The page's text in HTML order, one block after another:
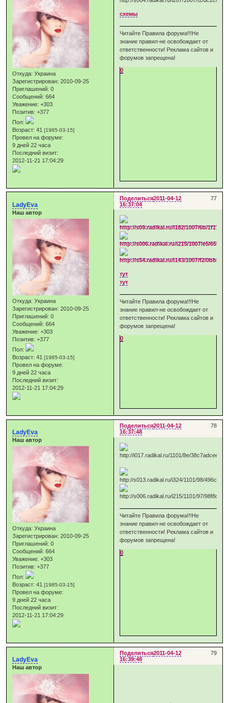
Откуда: Украина
Зарегистрирован: 2010-09-25
Приглашений: 0
Сообщений: 664
Уважение: +303
Позитив: +377
Пол:
Возраст: 41[1985-03-15]
Провел на форуме:
9 дней 22 часа
Последний визит:
2012-11-21 17:04:29
схемы
Читайте Правила форума!!!Не
знание правил-не освобождает от
ответственности! Реклама сайтов и
форумов запрещена!
0
Поделиться 77
2011-04-12
16:37:04
LadyEva
Наш автор
Откуда: Украина
Зарегистрирован: 2010-09-25
Приглашений: 0
Сообщений: 664
Уважение: +303
Позитив: +377
Пол:
Возраст: 41[1985-03-15]
Провел на форуме:
9 дней 22 часа
Последний визит:
2012-11-21 17:04:29
тут
тут
Читайте Правила форума!!!Не
знание правил-не освобождает от
ответственности! Реклама сайтов и
форумов запрещена!
0
Поделиться 78
2011-04-12
16:37:48
LadyEva
Наш автор
Откуда: Украина
Зарегистрирован: 2010-09-25
Приглашений: 0
Сообщений: 664
Уважение: +303
Позитив: +377
Пол:
Возраст: 41[1985-03-15]
Провел на форуме:
9 дней 22 часа
Последний визит:
2012-11-21 17:04:29
Читайте Правила форума!!!Не
знание правил-не освобождает от
ответственности! Реклама сайтов и
форумов запрещена!
0
Поделиться 79
2011-04-12
16:39:48
LadyEva
Наш автор